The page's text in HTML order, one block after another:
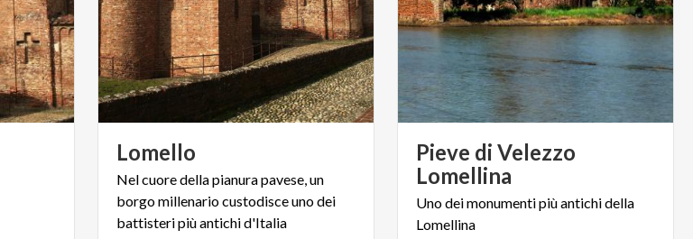
Lomello
Nel cuore della pianura pavese, un
borgo millenario custodisce uno dei
battisteri più antichi d'Italia
Pieve di Velezzo
Lomellina
Unodeimonumentipiùantichidella
Lomellina